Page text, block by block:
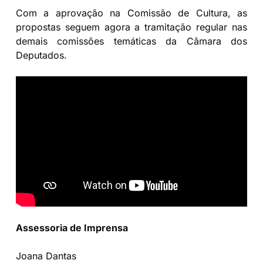
Com a aprovação na Comissão de Cultura, as
propostas seguem agora a tramitação regular nas
demais comissões temáticas da Câmara dos
Deputados.
Assessoria de Imprensa
Joana Dantas